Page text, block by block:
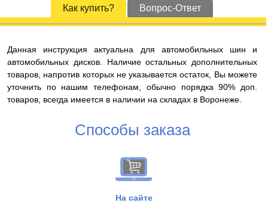
Как купить? Вопрос-Ответ
Данная инструкция актуальна для автомобильных шин и
автомобильных дисков. Наличие остальных дополнительных
товаров, напротив которых не указывается остаток, Вы можете
уточнить по нашим телефонам, обычно порядка 90% доп.
товаров, всегда имеется в наличии на складах в Воронеже.
Способы заказа
На сайте